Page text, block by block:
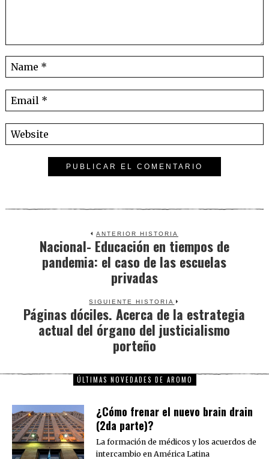
ANTERIOR HISTORIA
Previous
post:
Nacional- Educación en tiempos de
pandemia: el caso de las escuelas
privadas
SIGUIENTE HISTORIA
Next
post:
Páginas dóciles. Acerca de la estrategia
actual del órgano del justicialismo
porteño
ÚLTIMAS NOVEDADES DE AROMO
¿Cómo frenar el nuevo brain drain
(2da parte)?
La formación de médicos y los acuerdos de
intercambio en América Latina